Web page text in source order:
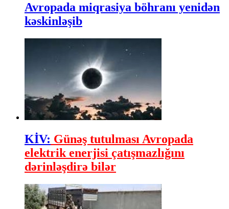
Avropada miqrasiya böhranı yenidən
kəskinləşib
KİV: Günəş tutulması Avropada
elektrik enerjisi çatışmazlığını
dərinləşdirə bilər